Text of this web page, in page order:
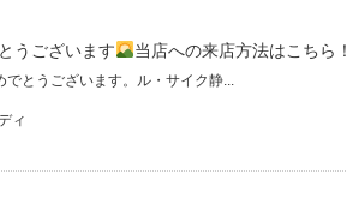
うございます 当店への来店方法はこちら！
とうございます。ル・サイク静...
ィ